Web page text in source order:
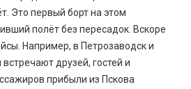
Это первый борт на этом
полёт без пересадок. Вскоре
Например, в Петрозаводск и
друзей, гостей и
прибыли из Пскова